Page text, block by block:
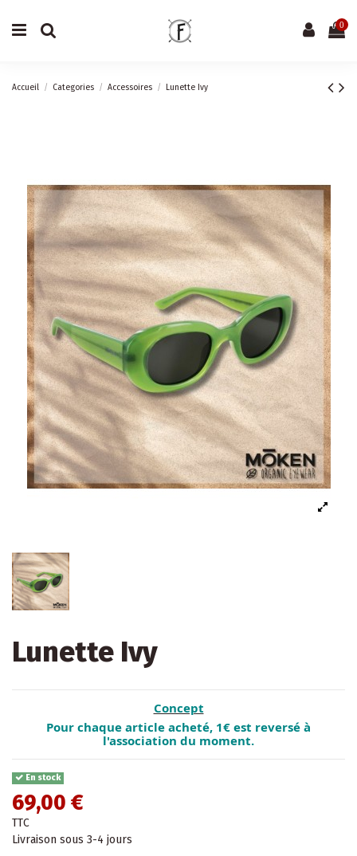
0
Accueil Categories Accessoires Lunette Ivy
Lunette Ivy
Concept
Pour chaque article acheté, 1€ est reversé à
l'association du moment.
En stock
69,00 €
TTC
Livraison sous 3-4 jours